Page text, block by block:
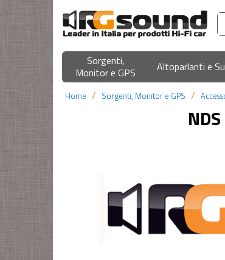
Sorgenti,
Monitor e GPS
Altoparlanti e
Home Sorgenti, Monitor e GPS